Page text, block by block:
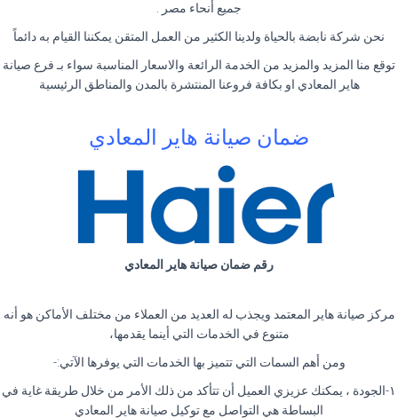
جميع أنحاء مصر .
نحن شركة نابضة بالحياة ولدينا الكثير من العمل المتقن يمكننا القيام به دائماً
توقع منا المزيد والمزيد من الخدمة الرائعة والاسعار المناسبة سواء بـ فرع صيانة
هاير المعادي او بكافة فروعنا المنتشرة بالمدن والمناطق الرئيسية
ضمان صيانة هاير المعادي
رقم ضمان صيانة هاير المعادي
مركز صيانة هاير المعتمد ويجذب له العديد من العملاء من مختلف الأماكن هو أنه
متنوع في الخدمات التي أينما يقدمها،
ومن أهم السمات التي تتميز بها الخدمات التي يوفرها الآتي:-
١-الجودة ، يمكنك عزيزي العميل أن تتأكد من ذلك الأمر من خلال طريقة غاية في
البساطة هي التواصل مع توكيل صيانة هاير المعادي